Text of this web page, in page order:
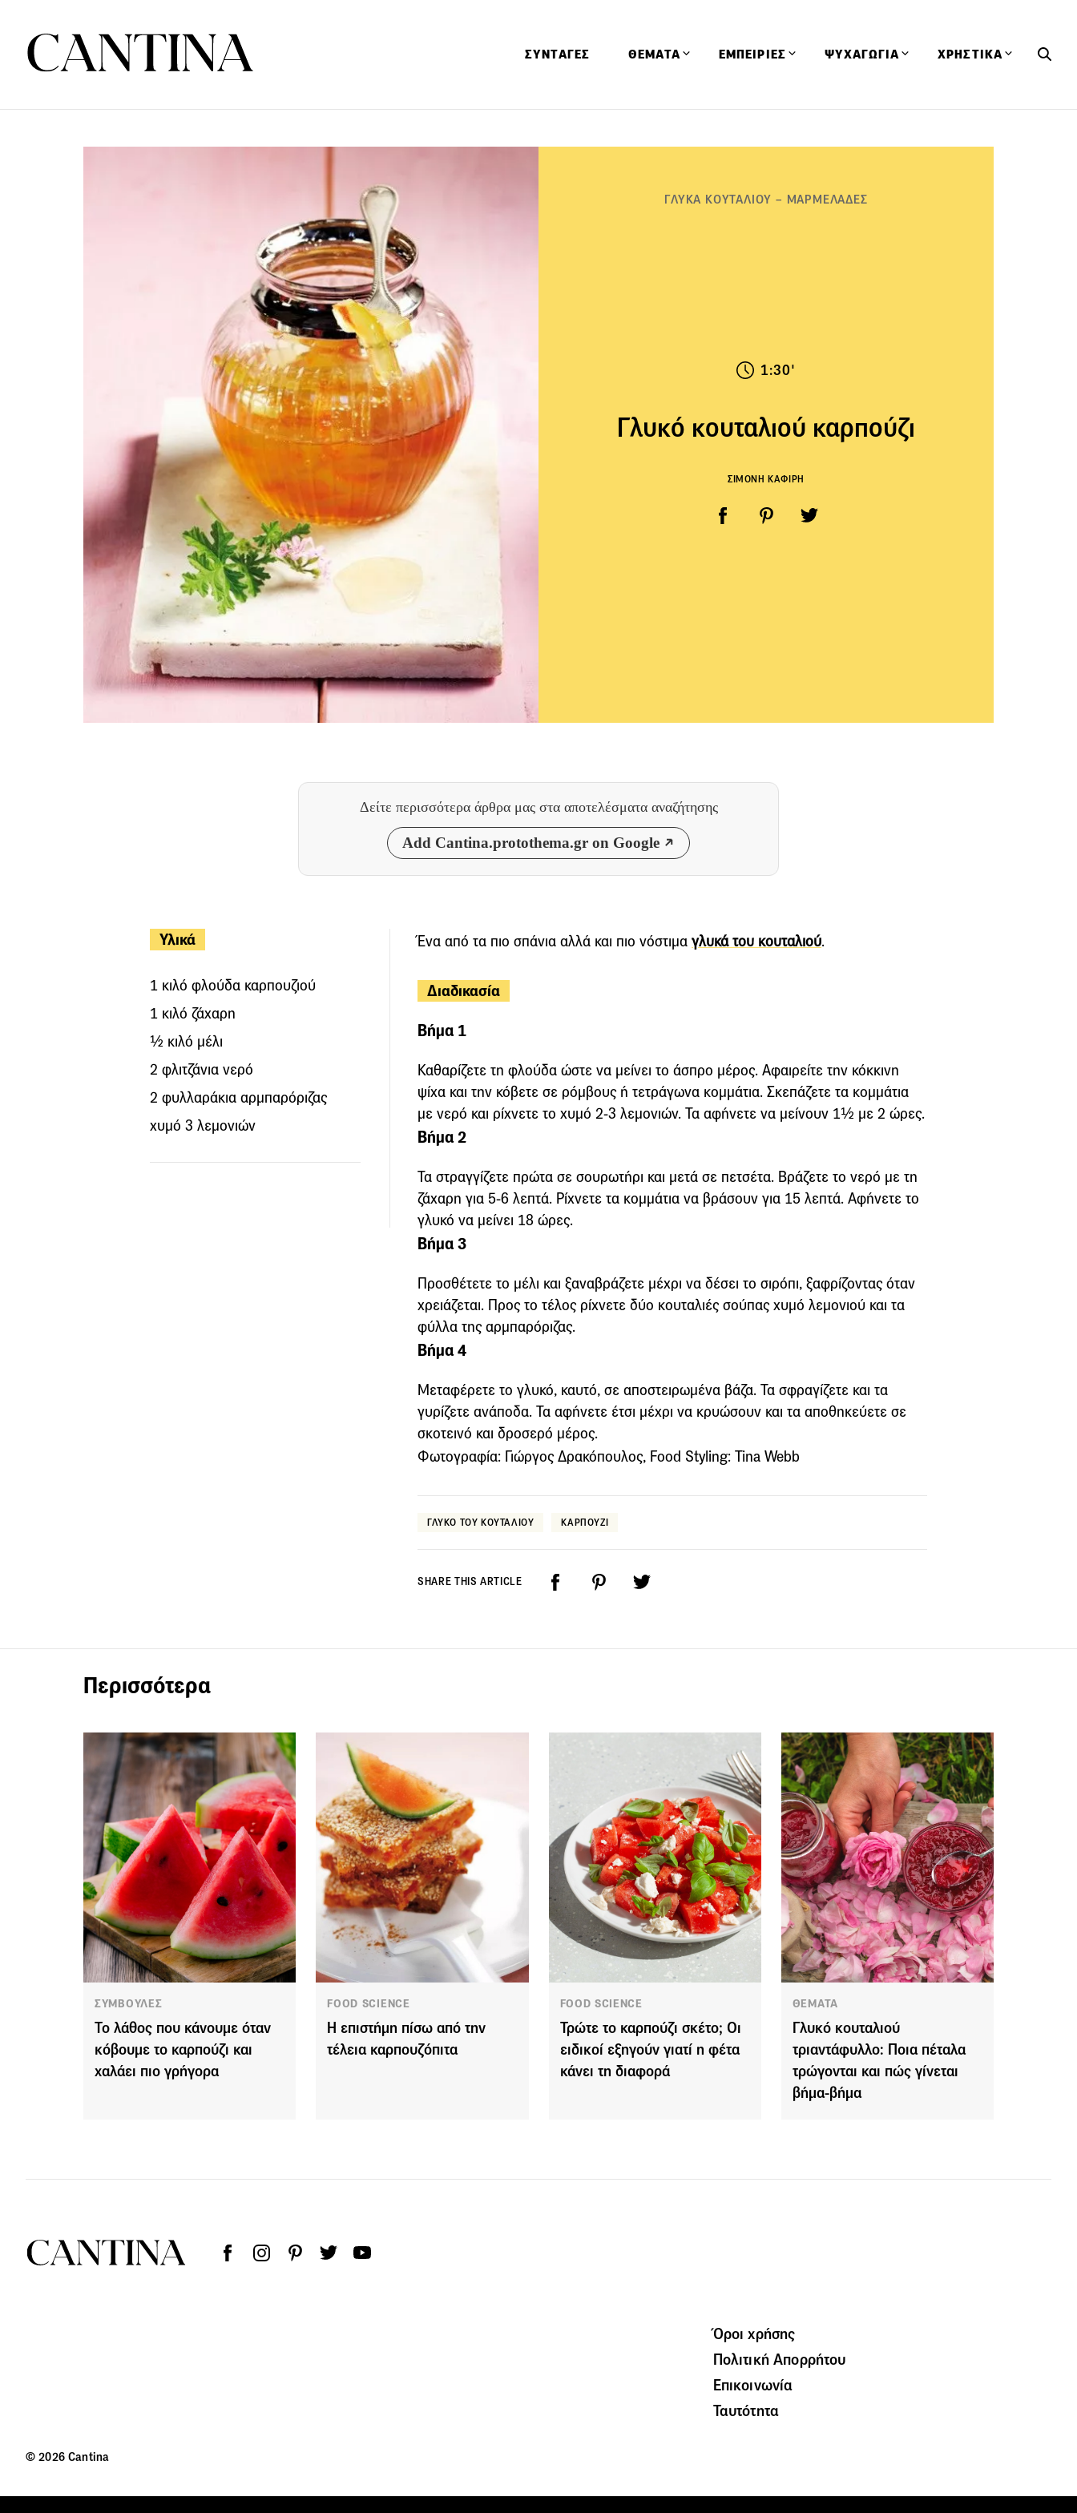
ΣΥΝΤΑΓΕΣ ΘΕΜΑΤΑ ΕΜΠΕΙΡΙΕΣ ΨΥΧΑΓΩΓΙΑ ΧΡΗΣΤΙΚΑ
ΓΛΥΚΑ ΚΟΥΤΑΛΙΟΥ – ΜΑΡΜΕΛΑΔΕΣ
1:30'
Γλυκό κουταλιού καρπούζι
ΣΙΜΟΝΗ ΚΑΦΙΡΗ
Δείτε περισσότερα άρθρα μας στα αποτελέσματα αναζήτησης
Add Cantina.protothema.gr on Google
Υλικά
1 κιλό φλούδα καρπουζιού
1 κιλό ζάχαρη
½ κιλό μέλι
2 φλιτζάνια νερό
2 φυλλαράκια αρμπαρόριζας
χυμό 3 λεμονιών
Ένα από τα πιο σπάνια αλλά και πιο νόστιμα γλυκά του κουταλιού.
Διαδικασία
Βήμα 1
Καθαρίζετε τη φλούδα ώστε να μείνει το άσπρο μέρος. Αφαιρείτε την κόκκινη
ψίχα και την κόβετε σε ρόμβους ή τετράγωνα κομμάτια. Σκεπάζετε τα κομμάτια
με νερό και ρίχνετε το χυμό 2-3 λεμονιών. Τα αφήνετε να μείνουν 1½ με 2 ώρες.
Βήμα 2
Τα στραγγίζετε πρώτα σε σουρωτήρι και μετά σε πετσέτα. Βράζετε το νερό με τη
ζάχαρη για 5-6 λεπτά. Ρίχνετε τα κομμάτια να βράσουν για 15 λεπτά. Αφήνετε το
γλυκό να μείνει 18 ώρες.
Βήμα 3
Προσθέτετε το μέλι και ξαναβράζετε μέχρι να δέσει το σιρόπι, ξαφρίζοντας όταν
χρειάζεται. Προς το τέλος ρίχνετε δύο κουταλιές σούπας χυμό λεμονιού και τα
φύλλα της αρμπαρόριζας.
Βήμα 4
Μεταφέρετε το γλυκό, καυτό, σε αποστειρωμένα βάζα. Τα σφραγίζετε και τα
γυρίζετε ανάποδα. Τα αφήνετε έτσι μέχρι να κρυώσουν και τα αποθηκεύετε σε
σκοτεινό και δροσερό μέρος.
Φωτογραφία: Γιώργος Δρακόπουλος, Food Styling: Tina Webb
ΓΛΥΚΟ ΤΟΥ ΚΟΥΤΑΛΙΟΥ ΚΑΡΠΟΥΖΙ
SHARE THIS ARTICLE
Περισσότερα
ΣΥΜΒΟΥΛΕΣ
Το λάθος που κάνουμε όταν
κόβουμε το καρπούζι και
χαλάει πιο γρήγορα
FOOD SCIENCE
Η επιστήμη πίσω από την
τέλεια καρπουζόπιτα
FOOD SCIENCE
Τρώτε το καρπούζι σκέτο; Οι
ειδικοί εξηγούν γιατί η φέτα
κάνει τη διαφορά
ΘΕΜΑΤΑ
Γλυκό κουταλιού
τριαντάφυλλο: Ποια πέταλα
τρώγονται και πώς γίνεται
βήμα-βήμα
Όροι χρήσης
Πολιτική Απορρήτου
Επικοινωνία
Ταυτότητα
© 2026 Cantina